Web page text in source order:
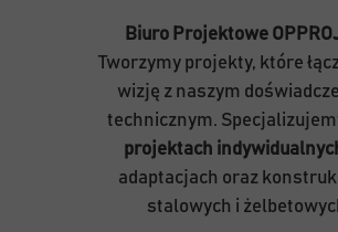
Biuro Projektowe
Tworzymy projekty, które
wizję z naszym
technicznym.
projektach
adaptacjach oraz
stalowych i